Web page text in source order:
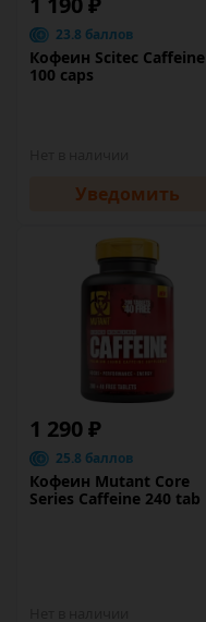
23.8 баллов
Кофеин Scitec Caffeine
100 caps
Уведомить
1 290 ₽
25.8 баллов
Кофеин Mutant Core
Series Caffeine 240 tab